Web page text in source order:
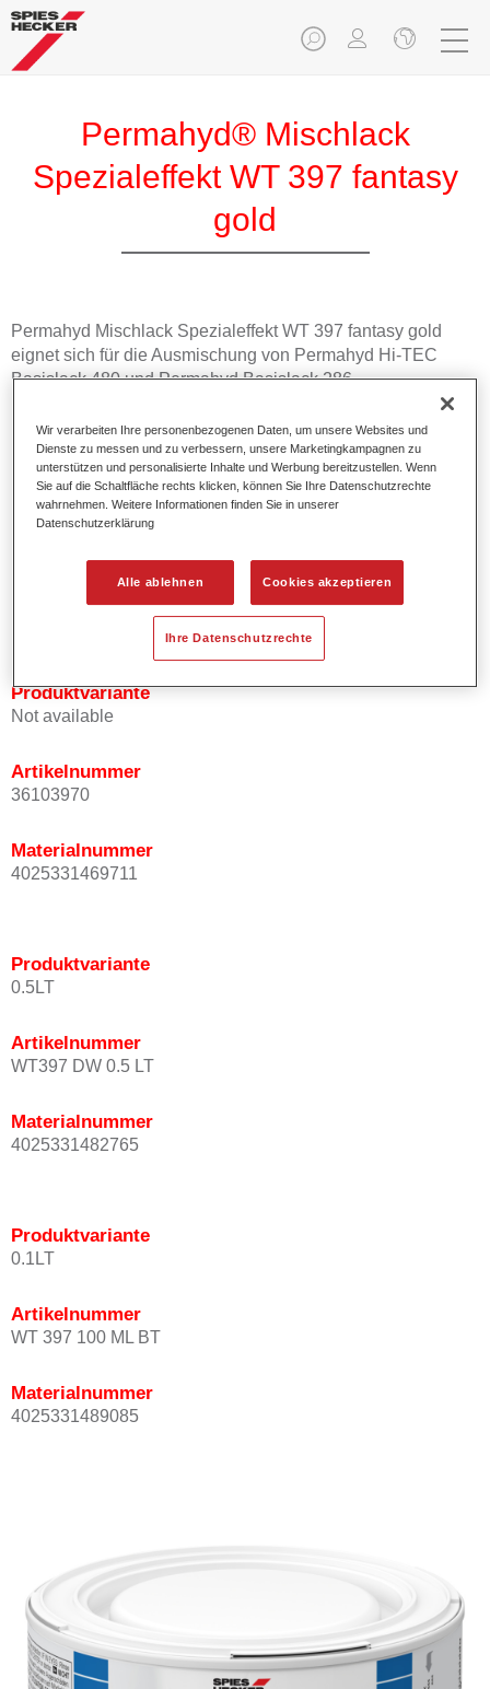
Permahyd® Mischlack
Spezialeffekt WT 397 fantasy
gold
Permahyd Mischlack Spezialeffekt WT 397 fantasy gold
eignet sich für die Ausmischung von Permahyd Hi-TEC
Basislack 480 und Permahyd Basislack 286.
Produktmerkmale
Einfach und schnell zu verarbeiten.
Bietet eine hohe Farbtongenauigkeit und gleichmäßige
Effektausrichtung.
Fördert kurze Prozesszeiten.
Ist sehr ergiebig.
Wird für die Reparatur von speziellen Effektfarbtönen in
Produktvariante
Not available
Artikelnummer
36103970
Materialnummer
4025331469711
Produktvariante
0.5LT
Artikelnummer
WT397 DW 0.5 LT
Materialnummer
4025331482765
Produktvariante
0.1LT
Artikelnummer
WT 397 100 ML BT
Materialnummer
4025331489085
Wir verarbeiten Ihre personenbezogenen Daten, um unsere Websites und
Dienste zu messen und zu verbessern, unsere Marketingkampagnen zu
unterstützen und personalisierte Inhalte und Werbung bereitzustellen. Wenn
Sie auf die Schaltfläche rechts klicken, können Sie Ihre Datenschutzrechte
wahrnehmen. Weitere Informationen finden Sie in unserer
Datenschutzerklärung
Alle ablehnen Cookies akzeptieren
Ihre Datenschutzrechte